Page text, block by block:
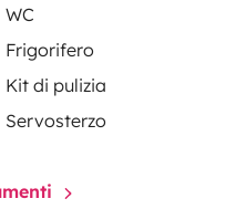
et une alèse
vaisselle, torchon
WC
Frigorifero
Kit di pulizia
Servosterzo